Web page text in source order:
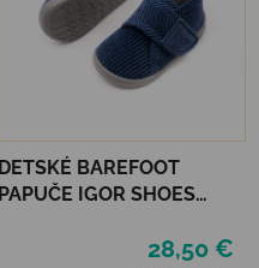
DETSKÉ BAREFOOT
PAPUČE IGOR SHOES
28,50 €